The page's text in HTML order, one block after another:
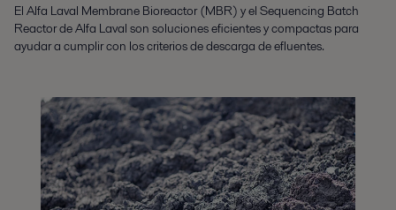
El Alfa Laval Membrane Bioreactor (MBR) y el Sequencing Batch
Reactor de Alfa Laval son soluciones eficientes y compactas para
ayudar a cumplir con los criterios de descarga de efluentes.